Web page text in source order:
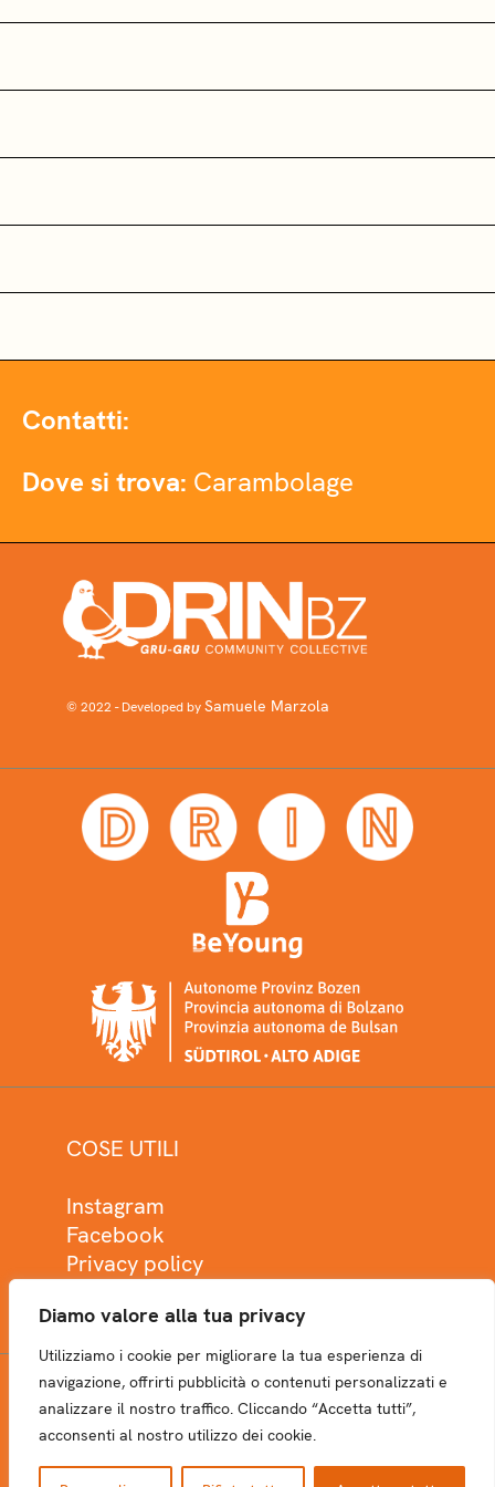
Diamo valore alla tua privacy
Utilizziamo i cookie per migliorare la tua esperienza di
navigazione, offrirti pubblicità o contenuti personalizzati e
analizzare il nostro traffico. Cliccando “Accetta tutti”,
acconsenti al nostro utilizzo dei cookie.
Contatti:
Dove si trova: Carambolage
© 2022 - Developed bySamuele Marzola
COSE UTILI
Instagram
Facebook
Privacy policy
NEWSLETTER